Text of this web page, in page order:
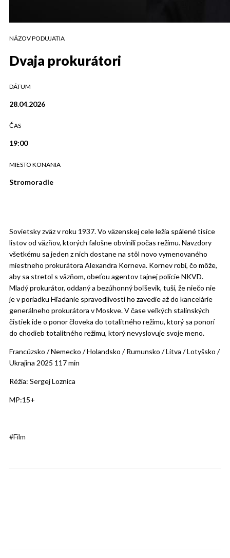
NÁZOV PODUJATIA
Dvaja prokurátori
DÁTUM
28.04.2026
ČAS
19:00
MIESTO KONANIA
Stromoradie
Sovietsky zväz v roku 1937. Vo väzenskej cele ležia spálené tisíce
listov od väzňov, ktorých falošne obvinili počas režimu. Navzdory
všetkému sa jeden z nich dostane na stôl novo vymenovaného
miestneho prokurátora Alexandra Korneva. Kornev robí, čo môže,
aby sa stretol s väzňom, obeťou agentov tajnej polície NKVD.
Mladý prokurátor, oddaný a bezúhonný boľševik, tuší, že niečo nie
je v poriadku Hľadanie spravodlivosti ho zavedie až do kancelárie
generálneho prokurátora v Moskve. V čase veľkých stalinských
čistiek ide o ponor človeka do totalitného režimu, ktorý sa ponorí
do chodieb totalitného režimu, ktorý nevyslovuje svoje meno.
Francúzsko / Nemecko / Holandsko / Rumunsko / Litva / Lotyšsko /
Ukrajina 2025 117 min
Réžia: Sergej Loznica
MP:15+
Film